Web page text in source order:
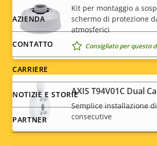
Kit per montaggio a
schermo di protezione
atmosferici
Consigliato per questo
AXIS T94V01C Dual
Semplice installazione
consecutive
Footer
menu
AZIENDA
CONTATTO
CARRIERE
NOTIZIE E STORIE
PARTNER